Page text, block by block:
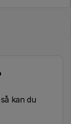
kan du